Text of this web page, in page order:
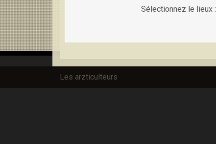
Sélectionnez le lieux :
Les arzticulteurs